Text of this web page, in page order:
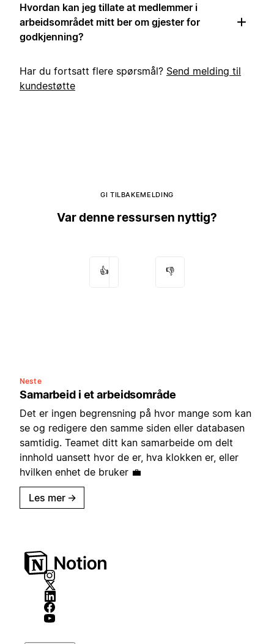
Hvordan kan jeg tillate at medlemmer i
arbeidsområdet mitt ber om gjester for
godkjenning?
Har du fortsatt flere spørsmål? Send melding til
kundestøtte
GI TILBAKEMELDING
Var denne ressursen nyttig?
👍 👎
Neste
Samarbeid i et arbeidsområde
Det er ingen begrensning på hvor mange som kan
se og redigere den samme siden eller databasen
samtidig. Teamet ditt kan samarbeide om delt
innhold uansett hvor de er, hva klokken er, eller
hvilken enhet de bruker 💼
Les mer →